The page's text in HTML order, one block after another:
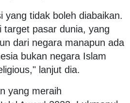
yang tidak boleh diabaikan.
target pasar dunia, yang
dari negara manapun ada
bukan negara Islam
lanjut dia.
yang meraih